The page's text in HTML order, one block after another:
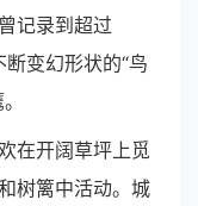
记录到超过
变幻形状的“鸟
在开阔草坪上觅
树篱中活动。城